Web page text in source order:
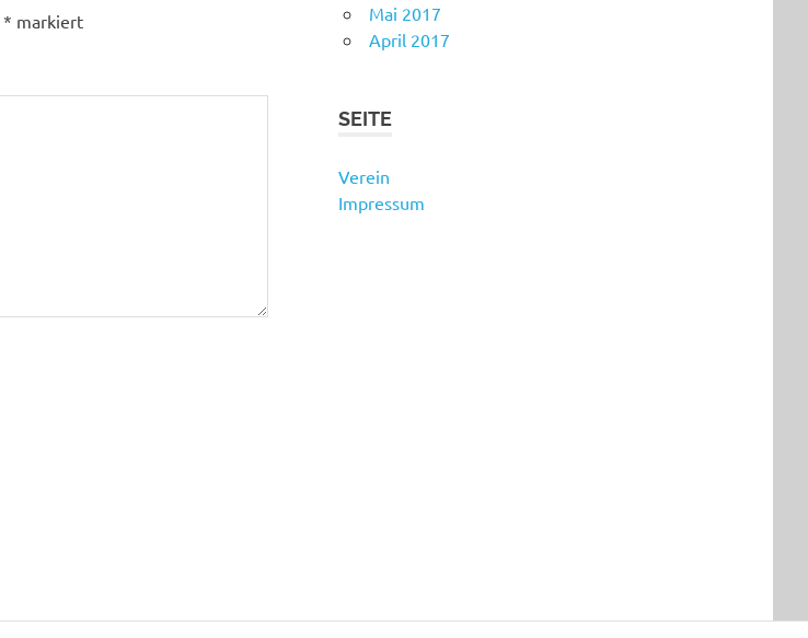
* markiert
Mai 2017
April 2017
SEITE
Verein
Impressum